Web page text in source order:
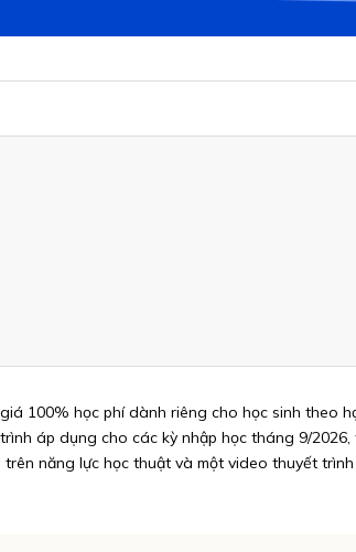
100% học phí dành riêng cho học sinh theo
áp dụng cho các kỳ nhập học tháng 9/
năng lực học thuật và một video thuyết